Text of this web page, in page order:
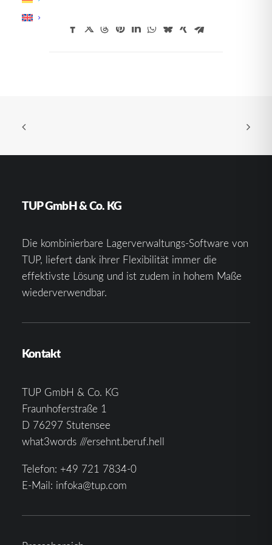
TUP GmbH & Co. KG
Die kombinierbare Lagerverwaltungs-Software von
TUP, liefert dank ihrer Flexibilität immer die
effektivste Lösung und ist zudem in hohem Maße
wiederverwendbar.
Kontakt
TUP GmbH & Co. KG
Fraunhoferstraße 1
D 76297 Stutensee
what3words ///ersehnt.beruf.hell
Telefon: +49 721 7834-0
E-Mail: infoka@tup.com